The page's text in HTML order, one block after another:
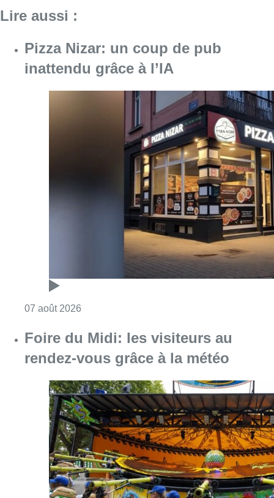
Lire aussi :
Pizza Nizar: un coup de pub
inattendu grâce à l’IA
07 août 2026
Foire du Midi: les visiteurs au
rendez-vous grâce à la météo